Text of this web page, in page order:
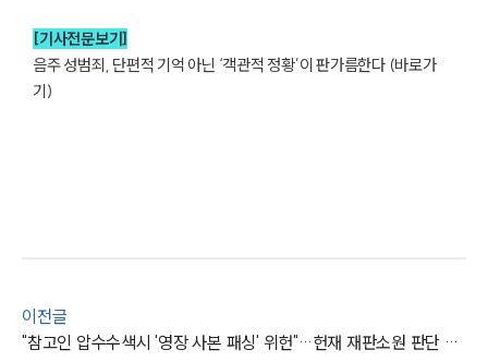
센터소개
[기사전문보기]
음주 성범죄, 단편적 기억 아닌 ‘객관적 정황’이 판가름한다 (바로가
기)
이전글
"참고인 압수수색시 '영장 사본 패싱' 위헌"…헌재 재판소원 판단 받는다